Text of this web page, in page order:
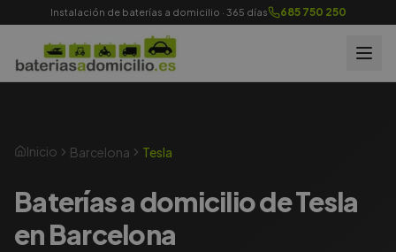
Instalación de baterías a domicilio · 365 días 685 750 250
Inicio Barcelona Tesla
Baterías a domicilio de Tesla
en Barcelona